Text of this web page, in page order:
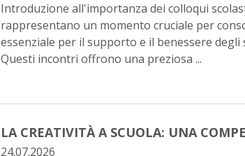
Introduzione all'importanza dei colloqui
rappresentano un momento cruciale per
essenziale per il supporto e il benessere
Questi incontri offrono una preziosa ...
LA CREATIVITÀ A SCUOLA: UNA
24.07.2026